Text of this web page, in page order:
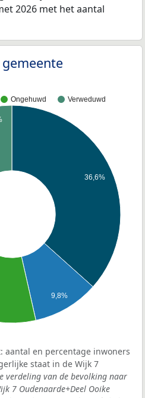
2026 met het aantal
Ongehuwd Verweduwd
36,6%
9,8%
aantal en percentage inwoners
staat in de Wijk 7
verdeling van de bevolking naar
7 Oudenaarde+Deel Ooike